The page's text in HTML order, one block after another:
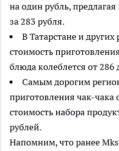
на один рубль,
за 283 рубля.
В Татарстане и
стоимость
блюда колеблется от 286
Самым дорогим
приготовления чак-чака
стоимость набора
рублей.
Напомним, что ранее